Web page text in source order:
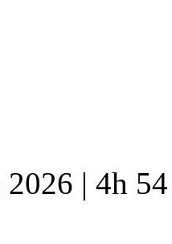
2026 | 4h